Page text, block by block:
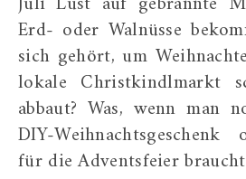
Erd- oder Walnüsse
sich gehört, um
lokale Christkindlmarkt
abbaut? Was, wenn man
DIY-
für die Adventsfeier